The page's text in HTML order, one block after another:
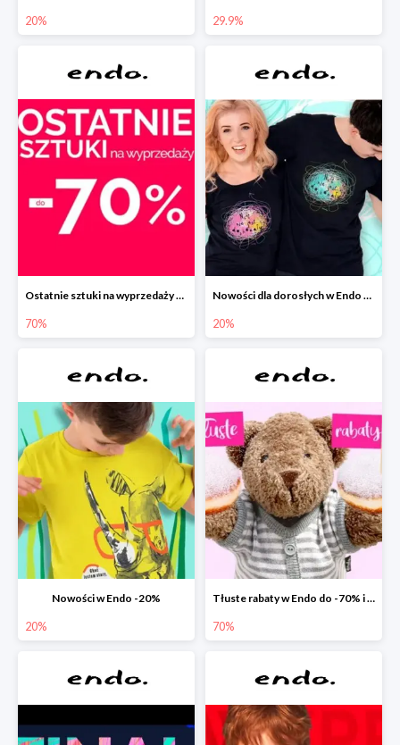
20% 29.9%
Ostatnie sztuki na wyprzedaży w Endo do -70%
70%
Nowości dla dorosłych w Endo -20%
20%
Nowości w Endo -20%
20%
Tłuste rabaty w Endo do -70% i extra -20% na wszystko
70%